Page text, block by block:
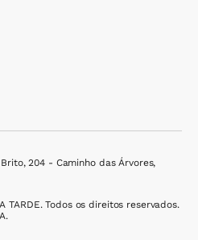
204 - Caminho das Árvores,
TARDE. Todos os direitos reservados.